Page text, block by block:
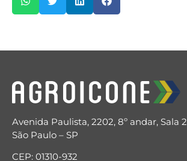
Avenida Paulista, 2202, 8º andar, Sala 2
São Paulo – SP
CEP: 01310-932